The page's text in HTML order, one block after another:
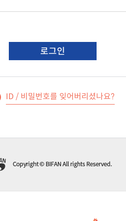
로그인
ID / 비밀번호를 잊어버리셨나요?